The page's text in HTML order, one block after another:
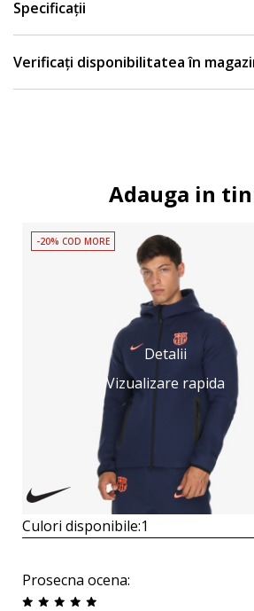
Specificații
Verificați disponibilitatea în
Adauga in
Detalii
Vizualizare rapida
-20% COD MORE
Culori disponibile:1
Prosecna ocena: